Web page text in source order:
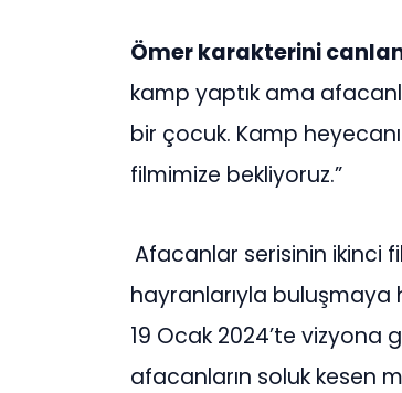
Ömer karakterini
kamp yaptık ama
bir çocuk. Kamp
filmimize bekliyoruz.”
Afacanlar serisinin ikinci
hayranlarıyla buluşmaya
19 Ocak 2024’te vizyona
afacanların soluk kesen